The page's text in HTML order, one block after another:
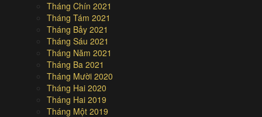
Tháng Chín 2021
Tháng Tám 2021
Tháng Bảy 2021
Tháng Sáu 2021
Tháng Năm 2021
Tháng Ba 2021
Tháng Mười 2020
Tháng Hai 2020
Tháng Hai 2019
Tháng Một 2019